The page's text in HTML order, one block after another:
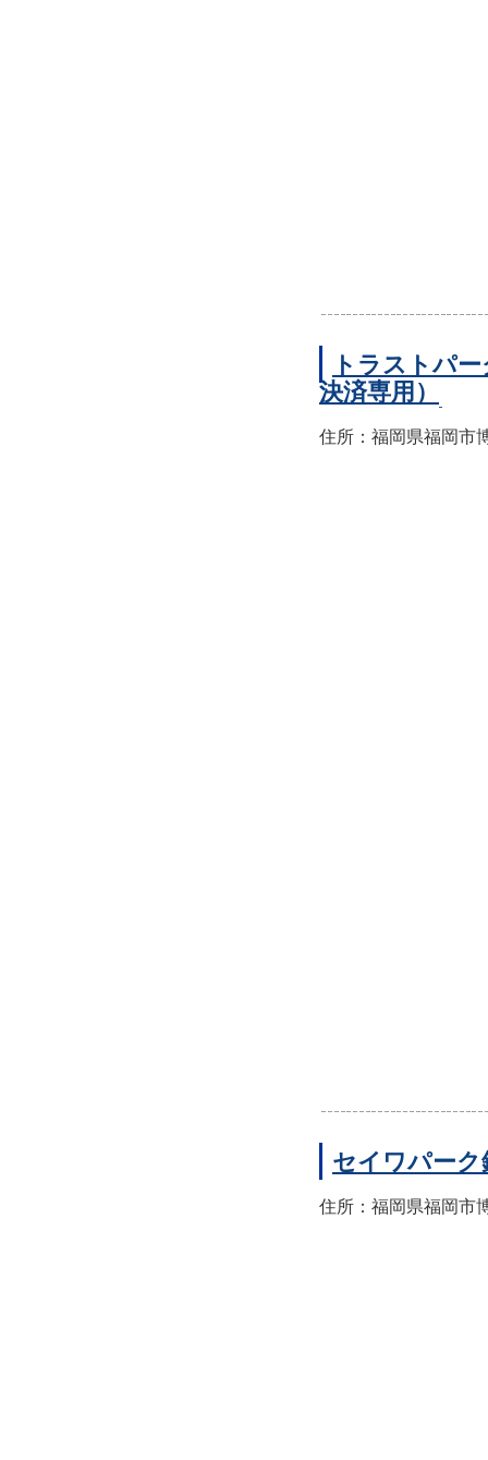
トラストパ
決済専用）
住所：福岡県福岡市
セイワパーク
住所：福岡県福岡市